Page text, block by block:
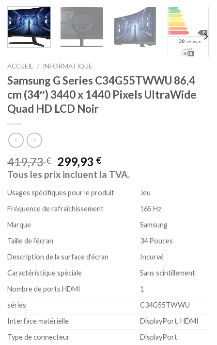
ACCUEIL / INFORMATIQUE
Samsung G Series C34G55TWWU 86,4
cm (34″) 3440 x 1440 Pixels UltraWide
Quad HD LCD Noir
419,73€ 299,93 €
Tous les prix incluent la TVA.
Usages spécifiques pour le produit
Jeu
Fréquence de rafraîchissement
165 Hz
Marque
Samsung
Taille de l’écran
34 Pouces
Description de la surface d’écran
Incurvé
Caractéristique spéciale
Sans scintillement
Nombre de ports HDMI
1
séries
C34G55TWWU
Interface matérielle
DisplayPort, HDMI
Type de connecteur
DisplayPort